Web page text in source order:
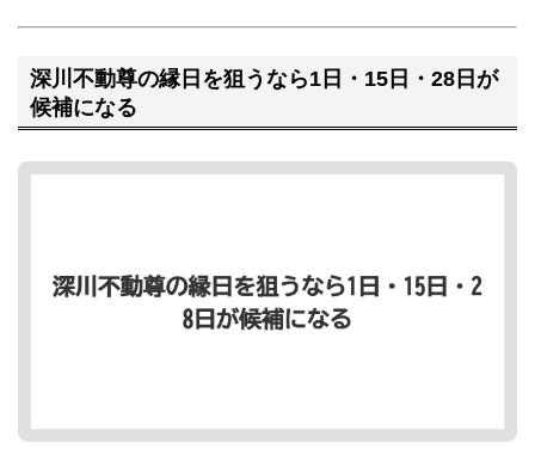
深川不動尊の縁日を狙うなら1日・15日・28日が
候補になる